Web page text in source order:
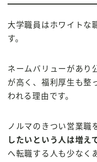
大学職員はホワイトな
す。
ネームバリューがあり
が高く、福利厚生も整
われる理由です。
ノルマのきつい営業職
したいという人は増え
へ転職する人も少なく